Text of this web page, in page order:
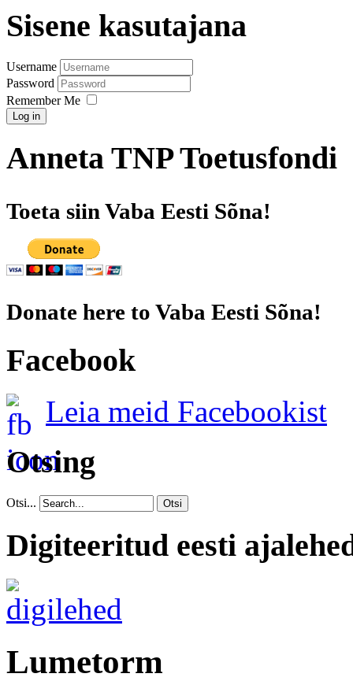
Sisene kasutajana
Username
Password
Remember Me
Log in
Anneta TNP Toetusfondi
Toeta siin Vaba Eesti Sõna!
Donate here to Vaba Eesti Sõna!
Facebook
Leia meid Facebookist
Otsing
Otsi... Otsi
Digiteeritud eesti
Lumetorm